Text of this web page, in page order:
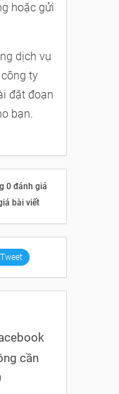
hoặc gửi
dịch vụ
ty
đặt đoạn
bạn.
0 đánh giá
bài viết
Tweet
cần